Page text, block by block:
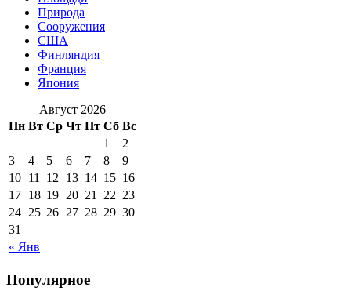
Природа
Сооружения
США
Финляндия
Франция
Япония
Август 2026
Пн Вт Ср Чт Пт Сб Вс
« Янв
1
2
3
4 5 6 7 8
9
10 11 12 13 14 15 16
17 18 19 20 21 22 23
24 25 26 27 28 29 30
31
Популярное